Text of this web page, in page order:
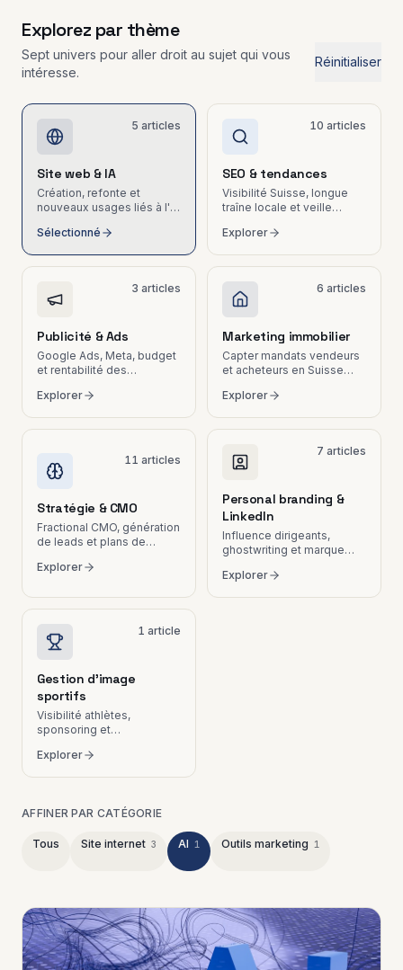
moins d'heures
perdues
& Nurturing
Séquences
LinkedIn,
Instagram,
contenu et
community
Explorez par thème
Sept univers pour aller droit au sujet qui vous
intéresse.
Réinitialiser
5 articles
Site web & IA
Création, refonte et
nouveaux usages liés à l'IA
Sélectionné
10 articles
SEO & tendances
Visibilité Suisse, longue
traîne locale et veille
Explorer
3 articles
Publicité & Ads
Google Ads, Meta, budget
et rentabilité des
Explorer
6 articles
Marketing immobilier
Capter mandats vendeurs
et acheteurs en Suisse
Explorer
11 articles
Stratégie & CMO
Fractional CMO, génération
de leads et plans de
Explorer
7 articles
Personal branding &
LinkedIn
Influence dirigeants,
ghostwriting et marque
Explorer
1 article
Gestion d'image
sportifs
Visibilité athlètes,
sponsoring et
romande.
Explorer
AFFINER PAR CATÉGORIE
Tous Site internet 3 AI 1 Outils marketing 1